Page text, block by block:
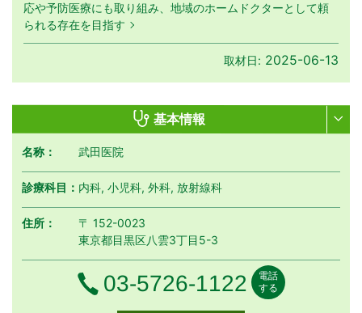
応や予防医療にも取り組み、地域のホームドクターとして頼
られる存在を目指す
取材日: 2025-06-13
基本情報
名称： 武田医院
診療科目： 内科, 小児科, 外科, 放射線科
住所：
〒 152-0023
東京都目黒区八雲3丁目5-3
電話番号
03-5726-1122
電話
する